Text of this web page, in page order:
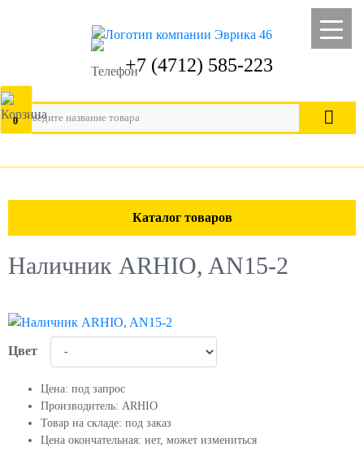
+7 (4712) 585-223
0
Каталог товаров
Наличник ARHIO, AN15-2
Цвет
Цена: под запрос
Производитель: ARHIO
Товар на складе: под заказ
Цена окончательная: нет, может измениться